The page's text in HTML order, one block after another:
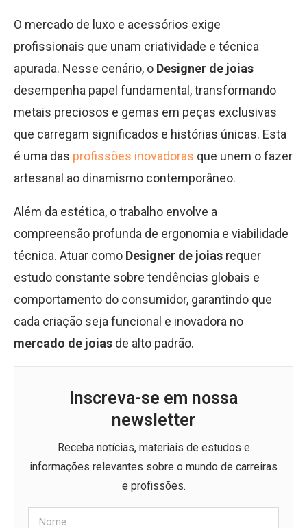
O mercado de luxo e acessórios exige
profissionais que unam criatividade e técnica
apurada. Nesse cenário, o Designer de joias
desempenha papel fundamental, transformando
metais preciosos e gemas em peças exclusivas
que carregam significados e histórias únicas. Esta
é uma das profissões inovadoras que unem o fazer
artesanal ao dinamismo contemporâneo.
Além da estética, o trabalho envolve a
compreensão profunda de ergonomia e viabilidade
técnica. Atuar como Designer de joias requer
estudo constante sobre tendências globais e
comportamento do consumidor, garantindo que
cada criação seja funcional e inovadora no
mercado de joias de alto padrão.
Inscreva-se em nossa
newsletter
Receba notícias, materiais de estudos e
informações relevantes sobre o mundo de carreiras
e profissões.